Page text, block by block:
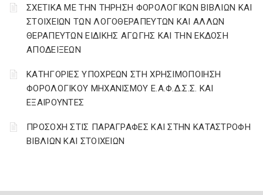
ΣΧΕΤΙΚΑ ΜΕ ΤΗΝ ΤΗΡΗΣΗ ΦΟΡΟΛΟΓΙΚΩΝ ΒΙΒΛΙΩΝ ΚΑΙ
ΣΤΟΙΧΕΙΩΝ ΤΩΝ ΛΟΓΟΘΕΡΑΠΕΥΤΩΝ ΚΑΙ ΑΛΛΩΝ
ΘΕΡΑΠΕΥΤΩΝ ΕΙΔΙΚΗΣ ΑΓΩΓΗΣ ΚΑΙ ΤΗΝ ΕΚΔΟΣΗ
ΑΠΟΔΕΙΞΕΩΝ
ΚΑΤΗΓΟΡΙΕΣ ΥΠΟΧΡΕΩΝ ΣΤΗ ΧΡΗΣΙΜΟΠΟΙΗΣΗ
ΦΟΡΟΛΟΓΙΚΟΥ ΜΗΧΑΝΙΣΜΟΥ Ε.Α.Φ.Δ.Σ.Σ. ΚΑΙ
ΕΞΑΙΡΟΥΝΤΕΣ
ΠΡΟΣΟΧΗ ΣΤΙΣ ΠΑΡΑΓΡΑΦΕΣ ΚΑΙ ΣΤΗΝ ΚΑΤΑΣΤΡΟΦΗ
ΒΙΒΛΙΩΝ ΚΑΙ ΣΤΟΙΧΕΙΩΝ